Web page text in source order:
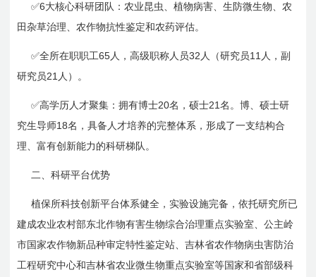
✅6大核心科研团队：农业昆虫、植物病害、生防微生物、农
田杂草治理、农作物抗性鉴定和农药评估。
✅全所在职职工65 人，高级职称人员32 人（研究员11 人，副
研究员21 人）。
✅高学历人才聚集：拥有博士20名，硕士21名。博、硕士研
究生导师18名，具备人才培养的完整体系，形成了一支结构合
理、富有创新能力的科研梯队。
二、科研平台优势
植保所科技创新平台体系健全，实验设施完备，依托研究所已
建成农业农村部东北作物有害生物综合治理重点实验室、公主岭
市国家农作物新品种审定特性鉴定站、吉林省农作物病虫害防治
工程研究中心和吉林省农业微生物重点实验室等国家和省部级科